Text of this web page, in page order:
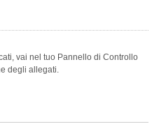
vai nel tuo Pannello di Controllo
degli allegati.